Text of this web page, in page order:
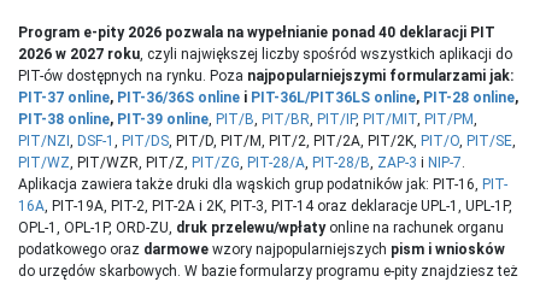
Program e-pity 2026 pozwala na wypełnianie ponad 40 deklaracji PIT
2026 w 2027 roku, czyli największej liczby spośród wszystkich aplikacji do
PIT-ów dostępnych na rynku. Poza najpopularniejszymi formularzami jak:
PIT-37 online, PIT-36/36S online i PIT-36L/PIT36LS online, PIT-28 online,
PIT-38 online, PIT-39 online, PIT/B, PIT/BR, PIT/IP, PIT/MIT, PIT/PM,
PIT/NZI , DSF-1 , PIT/DS, PIT/D, PIT/M, PIT/2, PIT/2A, PIT/2K, PIT/O, PIT/SE,
PIT/WZ, PIT/WZR, PIT/Z, PIT/ZG, PIT-28/A, PIT-28/B, ZAP-3 i NIP-7.
Aplikacja zawiera także druki dla wąskich grup podatników jak: PIT-16, PIT-
16A, PIT-19A, PIT-2, PIT-2A i 2K, PIT-3, PIT-14 oraz deklaracje UPL-1, UPL-1P,
OPL-1, OPL-1P, ORD-ZU, druk przelewu/wpłatyonline na rachunek organu
podatkowego oraz darmowe wzory najpopularniejszych pism i wniosków
do urzędów skarbowych. W bazie formularzy programu e-pity znajdziesz też